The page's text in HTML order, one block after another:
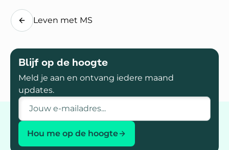
Leven met MS
Blijf op de hoogte
Meld je aan en ontvang iedere maand
updates.
E-mailadres
Hou me op de hoogte